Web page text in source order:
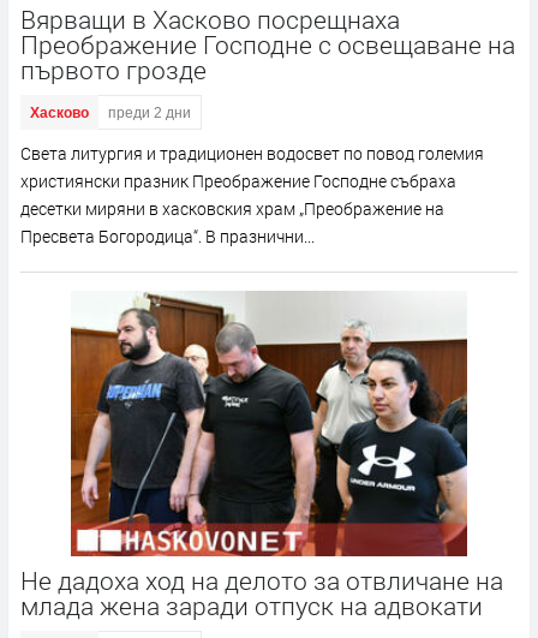
Вярващи в Хасково посрещнаха
Преображение Господне с освещаване на
първото грозде
Хасково преди 2 дни
Света литургия и традиционен водосвет по повод големия
християнски празник Преображение Господне събраха
десетки миряни в хасковския храм „Преображение на
Пресвета Богородица“. В празнични...
Не дадоха ход на делото за отвличане на
млада жена заради отпуск на адвокати